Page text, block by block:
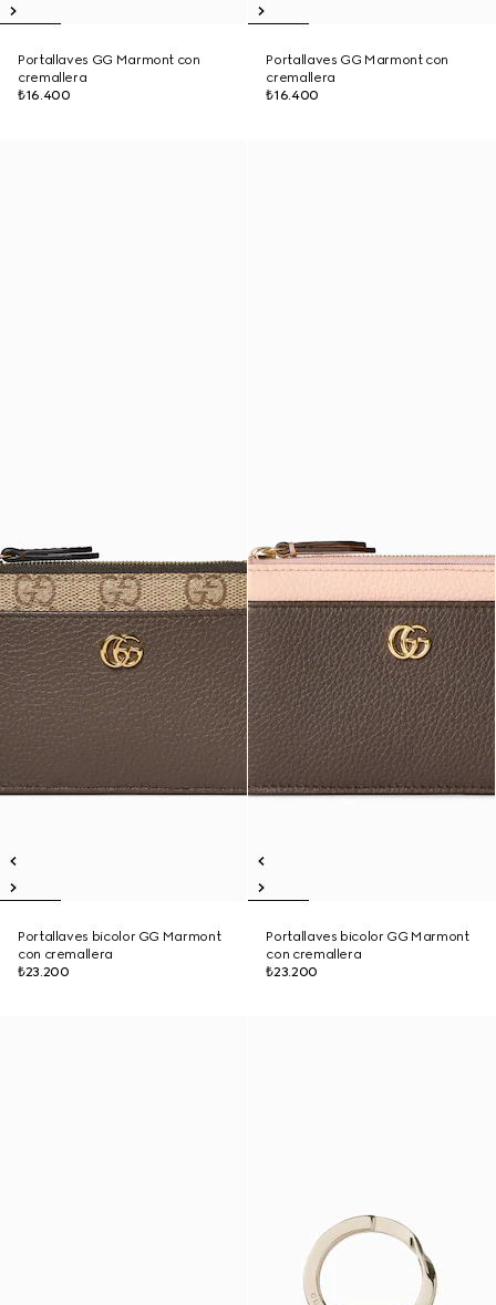
Portallaves GG Marmont con
cremallera
₺16.400
Portallaves GG Marmont con
cremallera
₺16.400
Portallaves bicolor GG Marmont
con cremallera
₺23.200
Portallaves bicolor GG Marmont
con cremallera
₺23.200